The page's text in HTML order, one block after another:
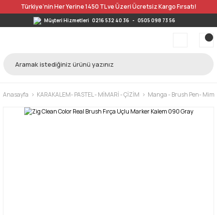
Türkiye’nin Her Yerine 1450 TL ve Üzeri Ücretsiz Kargo Fırsatı!
Müşteri Hizmetleri 0216 532 40 36 - 0505 098 73 56
Anasayfa KARAKALEM- PASTEL - MİMARİ - ÇİZİM Manga - Brush Pen-